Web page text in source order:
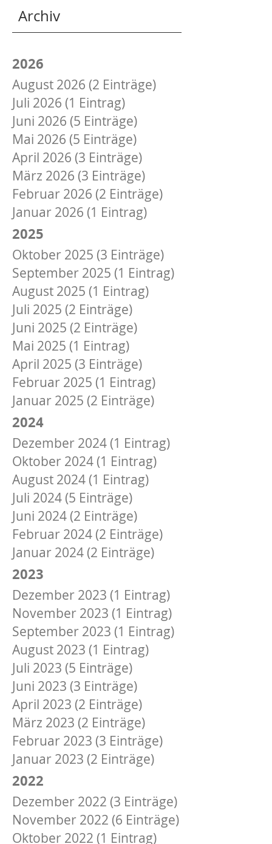
Archiv
2026
August 2026 (2 Einträge)
Juli 2026 (1 Eintrag)
Juni 2026 (5 Einträge)
Mai 2026 (5 Einträge)
April 2026 (3 Einträge)
März 2026 (3 Einträge)
Februar 2026 (2 Einträge)
Januar 2026 (1 Eintrag)
2025
Oktober 2025 (3 Einträge)
September 2025 (1 Eintrag)
August 2025 (1 Eintrag)
Juli 2025 (2 Einträge)
Juni 2025 (2 Einträge)
Mai 2025 (1 Eintrag)
April 2025 (3 Einträge)
Februar 2025 (1 Eintrag)
Januar 2025 (2 Einträge)
2024
Dezember 2024 (1 Eintrag)
Oktober 2024 (1 Eintrag)
August 2024 (1 Eintrag)
Juli 2024 (5 Einträge)
Juni 2024 (2 Einträge)
Februar 2024 (2 Einträge)
Januar 2024 (2 Einträge)
2023
Dezember 2023 (1 Eintrag)
November 2023 (1 Eintrag)
September 2023 (1 Eintrag)
August 2023 (1 Eintrag)
Juli 2023 (5 Einträge)
Juni 2023 (3 Einträge)
April 2023 (2 Einträge)
März 2023 (2 Einträge)
Februar 2023 (3 Einträge)
Januar 2023 (2 Einträge)
2022
Dezember 2022 (3 Einträge)
November 2022 (6 Einträge)
Oktober 2022 (1 Eintrag)